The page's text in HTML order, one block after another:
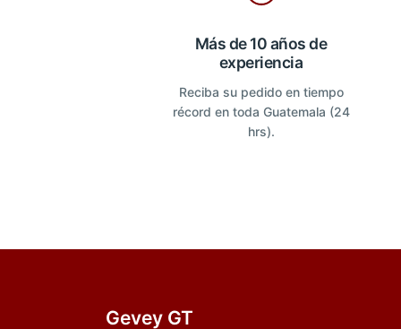
Más de 10 años de
experiencia
Reciba su pedido en tiempo
récord en toda Guatemala (24
hrs).
Gevey GT